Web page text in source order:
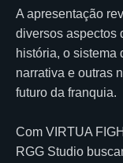
A apresentação
diversos aspectos
história, o sistema
narrativa e outras
futuro da franquia.
Com VIRTUA
RGG Studio